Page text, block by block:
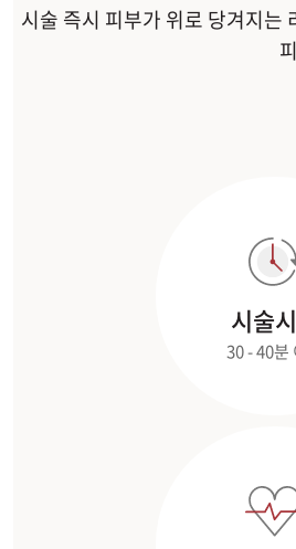
시술 즉시 피부가 위로 당겨지는
시술
30 - 40분